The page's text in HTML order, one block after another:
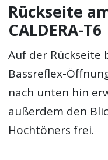
Rückseite
CALDERA-T6
Auf der Rückseite
Bassreflex-
nach unten hin
außerdem den
Hochtöners frei.